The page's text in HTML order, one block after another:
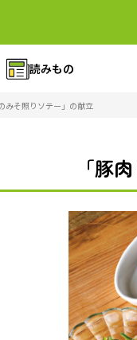
読みもの
みそ照りソテー」の献立
「豚